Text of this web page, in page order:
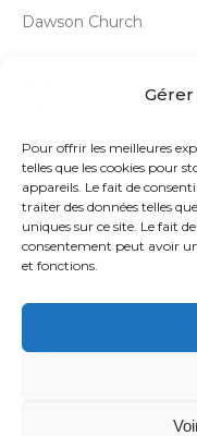
Pour offrir les meilleures
telles que les cookies pour
appareils. Le fait de
traiter des données telles
uniques sur ce site. Le fait
consentement peut avoir
et fonctions.
Dawson Church
confidentialité
Mentions légales
CGV